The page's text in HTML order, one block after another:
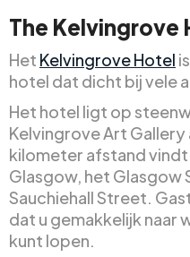
The Kelvingrove
Het Kelvingrove Hotel
hotel dat dicht bij vele
Het hotel ligt op
Kelvingrove Art Gallery
kilometer afstand vindt
Glasgow, het Glasgow
Sauchiehall Street.
dat u gemakkelijk naar
kunt lopen.